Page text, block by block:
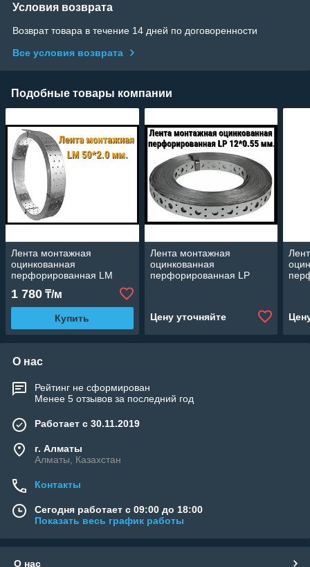
Условия возврата
Возврат товара в течение 14 дней по договоренности
Все условия возврата
Подобные товары компании
Лента монтажная
оцинкованная
перфорированная LM
50*2.0 мм. (В рулоне: 10
м.)
1 780 ₸/м
Купить
Лента монтажная
оцинкованная
перфорированная LP
Цену уточняйте
О нас
Рейтинг не сформирован
Менее 5 отзывов за последний год
Работает с 30.11.2019
г. Алматы
Алматы, Казахстан
Контакты
Сегодня работает с 09:00 до 18:00
Показать весь график работы
О нас